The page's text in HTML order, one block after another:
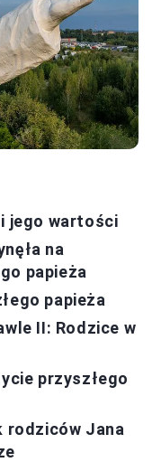
i jego wartości
na
papieża
papieża
II: Rodzice w
przyszłego
rodziców Jana